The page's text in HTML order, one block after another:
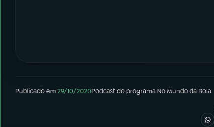
Publicado em29/10/2020Podcastdo programa No Mundo da Bola